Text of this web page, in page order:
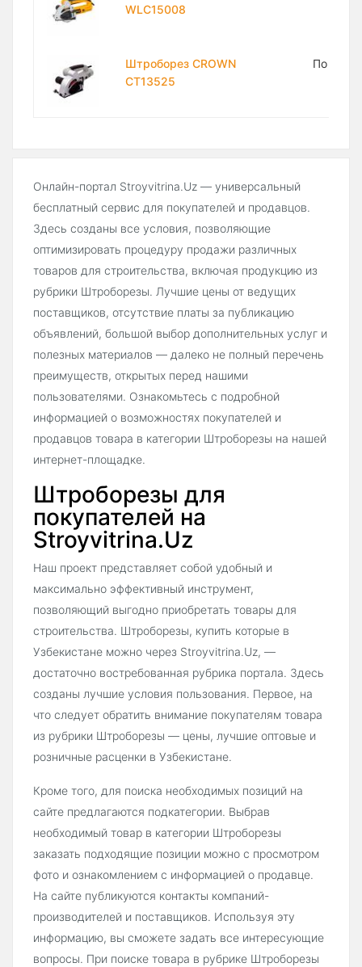
WLC15008
Штроборез CROWN
CT13525
По
Онлайн-портал Stroyvitrina.Uz — универсальный
бесплатный сервис для покупателей и продавцов.
Здесь созданы все условия, позволяющие
оптимизировать процедуру продажи различных
товаров для строительства, включая продукцию из
рубрики Штроборезы. Лучшие цены от ведущих
поставщиков, отсутствие платы за публикацию
объявлений, большой выбор дополнительных услуг и
полезных материалов — далеко не полный перечень
преимуществ, открытых перед нашими
пользователями. Ознакомьтесь с подробной
информацией о возможностях покупателей и
продавцов товара в категории Штроборезы на нашей
интернет-площадке.
Штроборезы для
покупателей на
Stroyvitrina.Uz
Наш проект представляет собой удобный и
максимально эффективный инструмент,
позволяющий выгодно приобретать товары для
строительства. Штроборезы, купить которые в
Узбекистане можно через Stroyvitrina.Uz, —
достаточно востребованная рубрика портала. Здесь
созданы лучшие условия пользования. Первое, на
что следует обратить внимание покупателям товара
из рубрики Штроборезы — цены, лучшие оптовые и
розничные расценки в Узбекистане.
Кроме того, для поиска необходимых позиций на
сайте предлагаются подкатегории. Выбрав
необходимый товар в категории Штроборезы
заказать подходящие позиции можно с просмотром
фото и ознакомлением с информацией о продавце.
На сайте публикуются контакты компаний-
производителей и поставщиков. Используя эту
информацию, вы сможете задать все интересующие
вопросы. При поиске товара в рубрике Штроборезы